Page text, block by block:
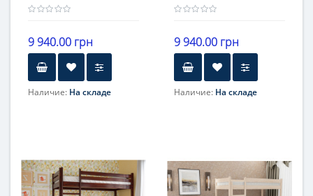
9 940.00 грн
Наличие: На складе
9 940.00 грн
Наличие: На складе